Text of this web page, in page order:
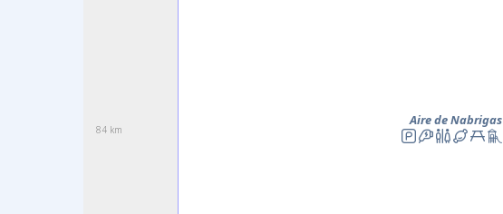
84 km
Aire de Nabrigas